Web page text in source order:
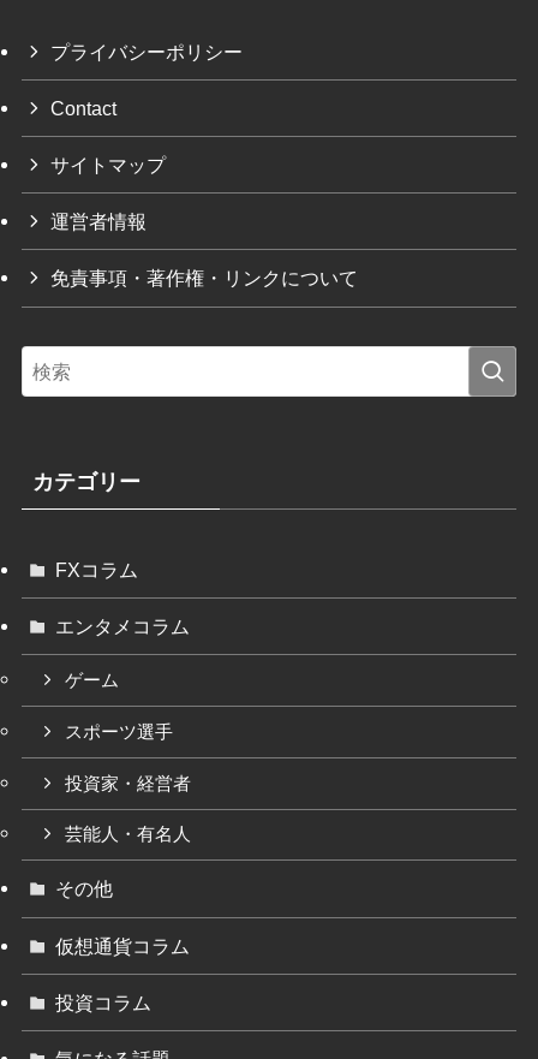
プライバシーポリシー
Contact
サイトマップ
運営者情報
免責事項・著作権・リンクについて
カテゴリー
FXコラム
エンタメコラム
ゲーム
スポーツ選手
投資家・経営者
芸能人・有名人
その他
仮想通貨コラム
投資コラム